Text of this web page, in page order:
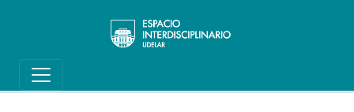
Main navigation